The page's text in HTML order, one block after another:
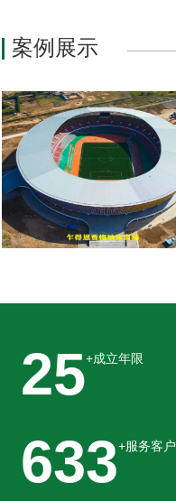
案例展示
31+成立年限
763+服务客户